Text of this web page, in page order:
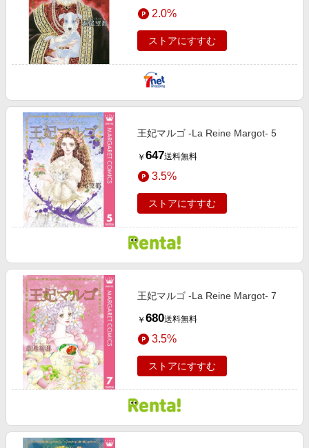
2.0%
ストアにすすむ
王妃マルゴ -La Reine Margot- 5
￥ 647送料無料
3.5%
ストアにすすむ
王妃マルゴ -La Reine Margot- 7
￥ 680送料無料
3.5%
ストアにすすむ